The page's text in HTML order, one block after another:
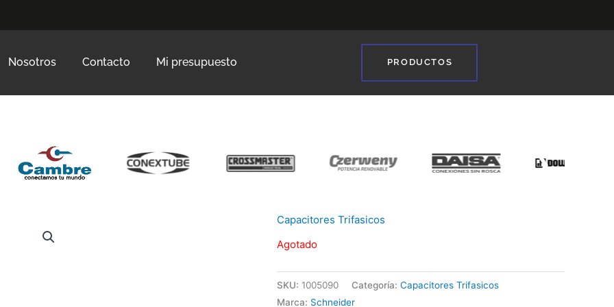
Nosotros Contacto Mi presupuesto PRODUCTOS
❯
Capacitores Trifasicos
Agotado
SKU: 1005090 Categoría: Capacitores Trifasicos
Marca: Schneider